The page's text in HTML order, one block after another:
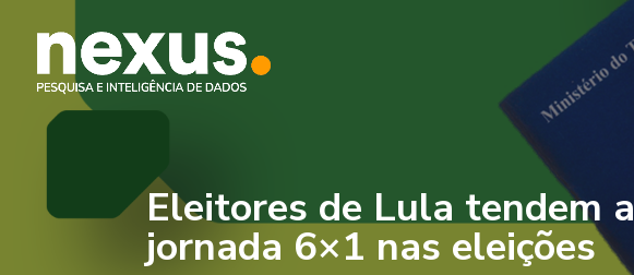
Eleitores de Lula tendem
jornada 6×1 nas eleições